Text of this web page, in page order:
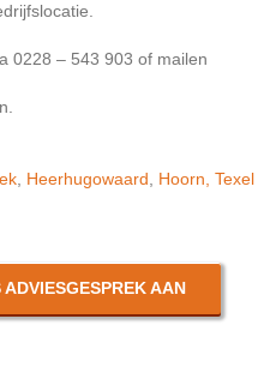
0228 – 543 903 of mailen
, Heerhugowaard Hoorn, Texel
AAN